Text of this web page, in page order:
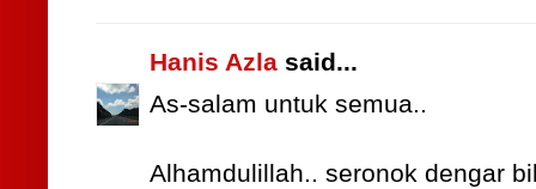
Hanis Azla said...
As-salam untuk semua..
Alhamdulillah.. seronok dengar